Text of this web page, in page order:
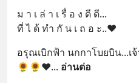
ม า เ ล่ า เ รื่ อ ง ดี ดี...
ที่ ไ ด้ ทำ กั น เ ถ อ ะ..❤️
อรุณเบิกฟ้า นกกาโบยบิน...
🌻🌻❤️... อ่านต่อ